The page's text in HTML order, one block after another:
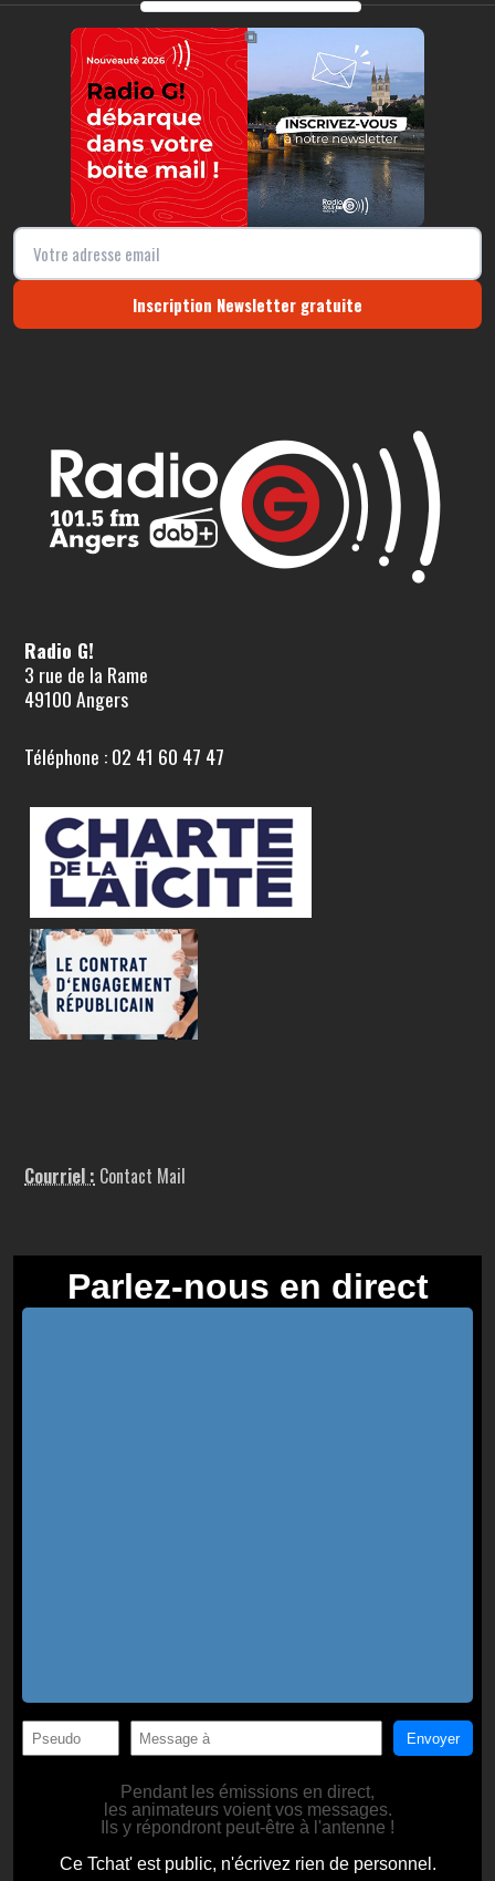
https://radio-g.fr?13701
⧉
Inscription Newsletter gratuite
Radio G!
3 rue de la Rame
49100 Angers
Téléphone : 02 41 60 47 47
Courriel : Contact Mail